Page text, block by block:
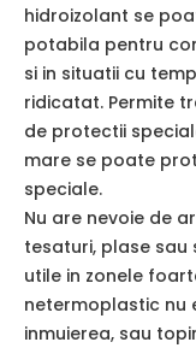
hidroizolant se
potabila pentru
si in situatii cu
ridicatat. Permite
de protectii
mare se poate
speciale.
Nu are nevoie de
tesaturi, plase
utile in zonele
netermoplastic nu
inmuierea, sau